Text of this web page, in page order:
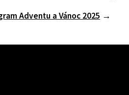
Adventu a Vánoc 2025 →